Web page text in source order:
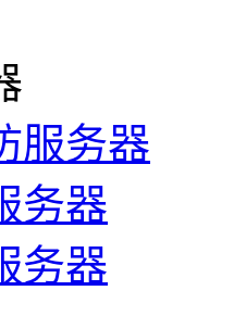
服务器
务器
务器